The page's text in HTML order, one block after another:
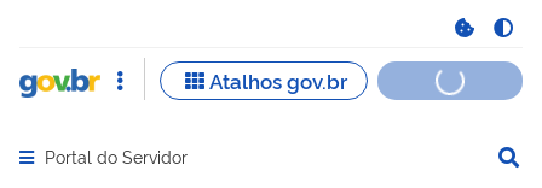
Abrir menu principal de navegação
Portal do Servidor